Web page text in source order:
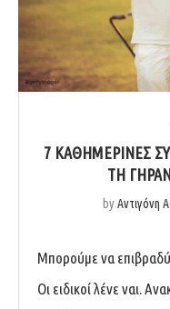
7 ΚΑΘΗΜΕΡΙΝΈΣ
ΤΗ
byΑντιγόνη
Μπορούμε να
Οι ειδικοί λένε ναι.